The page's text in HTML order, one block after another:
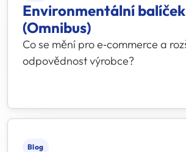
Environmentální balíček
(Omnibus)
Co se mění pro e‑commerce a
odpovědnost výrobce?
Blog